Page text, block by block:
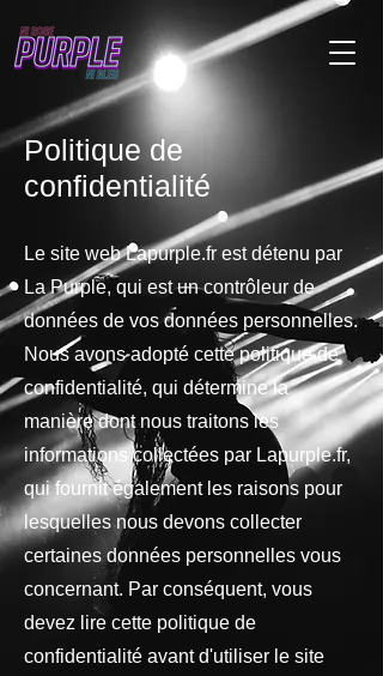
Politique de
confidentialité
Le site web Lapurple.fr est détenu par
La Purple, qui est un contrôleur de
données de vos données personnelles.
Nous avons adopté cette politique de
confidentialité, qui détermine la
manière dont nous traitons les
informations collectées par Lapurple.fr,
qui fournit également les raisons pour
lesquelles nous devons collecter
certaines données personnelles vous
concernant. Par conséquent, vous
devez lire cette politique de
confidentialité avant d'utiliser le site